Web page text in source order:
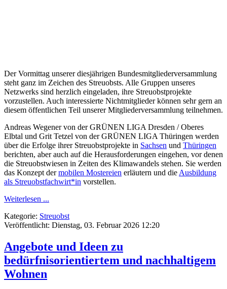
Der Vormittag unserer diesjährigen Bundesmitgliederversammlung
steht ganz im Zeichen des Streuobsts. Alle Gruppen unseres
Netzwerks sind herzlich eingeladen, ihre Streuobstprojekte
vorzustellen. Auch interessierte Nichtmitglieder können sehr gern an
diesem öffentlichen Teil unserer Mitgliederversammlung teilnehmen.
Andreas Wegener von der GRÜNEN LIGA Dresden / Oberes
Elbtal und Grit Tetzel von der GRÜNEN LIGA Thüringen werden
über die Erfolge ihrer Streuobstprojekte in Sachsen und Thüringen
berichten, aber auch auf die Herausforderungen eingehen, vor denen
die Streuobstwiesen in Zeiten des Klimawandels stehen. Sie werden
das Konzept dermobilen Mostereien erläutern und die Ausbildung
als Streuobstfachwirt*in vorstellen.
Weiterlesen ...
Kategorie: Streuobst
Veröffentlicht: Dienstag, 03. Februar 2026 12:20
Angebote und Ideen zu
bedürfnisorientiertem und nachhaltigem
Wohnen